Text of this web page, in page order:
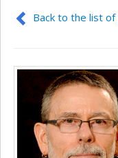
Back to the list